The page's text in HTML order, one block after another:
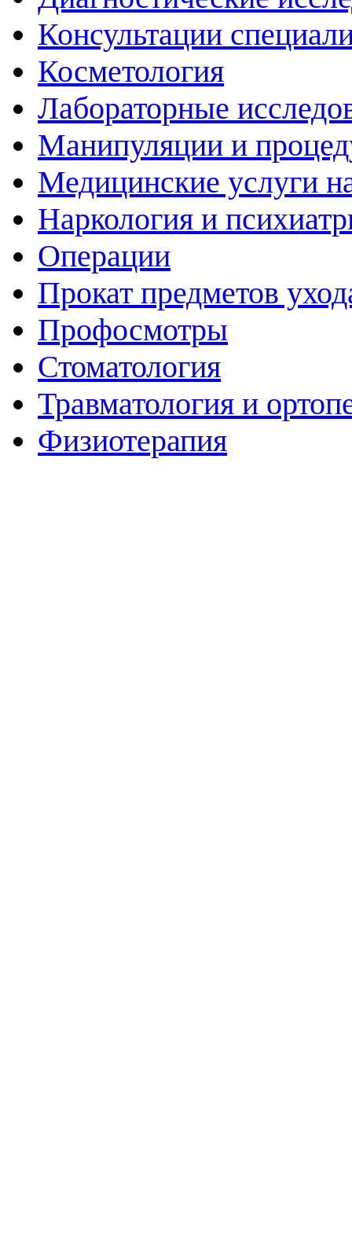
Консультации
Косметология
Лабораторные
Манипуляции и
Медицинские услуги
Наркология и
Операции
Прокат предметов
Профосмотры
Стоматология
Травматология и
Физиотерапия